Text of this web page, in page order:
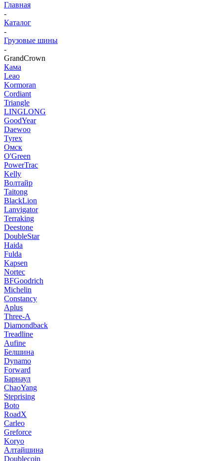
Главная
-
Каталог
-
Грузовые шины
-
GrandCrown
Кама
Leao
Kormoran
Cordiant
Triangle
LINGLONG
GoodYear
Daewoo
Tyrex
Омск
O'Green
PowerTrac
Kelly
Волтайр
Taitong
BlackLion
Lanvigator
Terraking
Deestone
DoubleStar
Haida
Fulda
Kapsen
Nortec
BFGoodrich
Michelin
Constancy
Aplus
Three-A
Diamondback
Treadline
Aufine
Белшина
Dynamo
Forward
Барнаул
ChaoYang
Steprising
Boto
RoadX
Carleo
Greforce
Koryo
Алтайшина
Doublecoin